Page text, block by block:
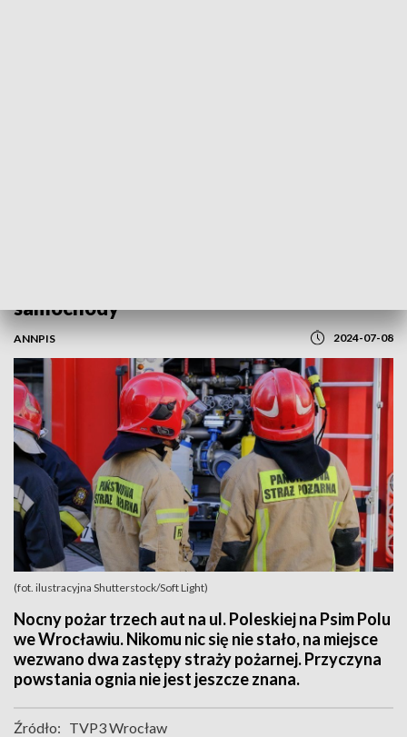
samochody
ANNPIS 2024-07-08
(fot. ilustracyjna Shutterstock/Soft Light)
Nocny pożar trzech aut na ul. Poleskiej na Psim Polu
we Wrocławiu. Nikomu nic się nie stało, na miejsce
wezwano dwa zastępy straży pożarnej. Przyczyna
powstania ognia nie jest jeszcze znana.
Źródło: TVP3 Wrocław